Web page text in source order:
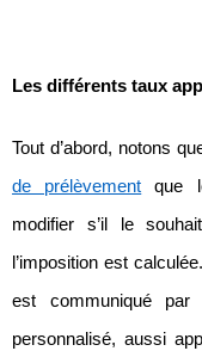
Les différents taux
Tout d’abord, notons
de prélèvement que
modifier s’il le
l’imposition est
est communiqué par
personnalisé, aussi